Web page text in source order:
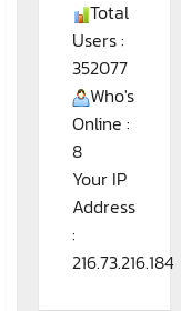
Total
Users :
352077
Who's
Online :
8
Your IP
Address
:
216.73.216.184